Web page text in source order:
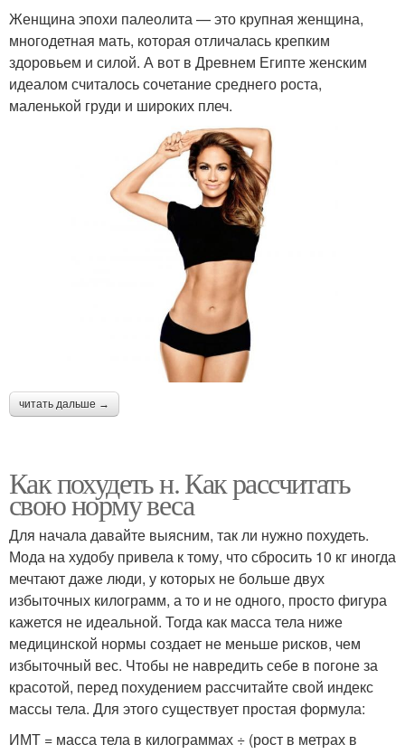
Женщина эпохи палеолита — это крупная женщина,
многодетная мать, которая отличалась крепким
здоровьем и силой. А вот в Древнем Египте женским
идеалом считалось сочетание среднего роста,
маленькой груди и широких плеч.
читать дальше →
Как похудеть н. Как рассчитать
свою норму веса
Для начала давайте выясним, так ли нужно похудеть.
Мода на худобу привела к тому, что сбросить 10 кг иногда
мечтают даже люди, у которых не больше двух
избыточных килограмм, а то и не одного, просто фигура
кажется не идеальной. Тогда как масса тела ниже
медицинской нормы создает не меньше рисков, чем
избыточный вес. Чтобы не навредить себе в погоне за
красотой, перед похудением рассчитайте свой индекс
массы тела. Для этого существует простая формула:
ИМТ = масса тела в килограммах ÷ (рост в метрах в